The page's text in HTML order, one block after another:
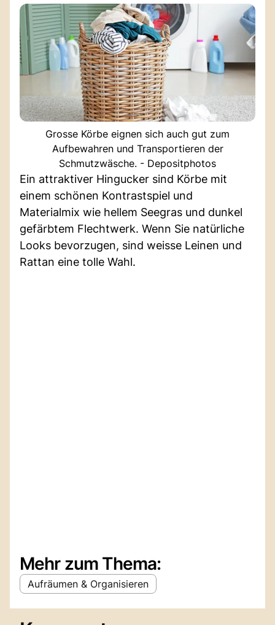
Grosse Körbe eignen sich auch gut zum
Aufbewahren und Transportieren der
Schmutzwäsche. - Depositphotos
Ein attraktiver Hingucker sind Körbe mit
einem schönen Kontrastspiel und
Materialmix wie hellem Seegras und dunkel
gefärbtem Flechtwerk. Wenn Sie natürliche
Looks bevorzugen, sind weisse Leinen und
Rattan eine tolle Wahl.
Mehr zum Thema:
Aufräumen & Organisieren